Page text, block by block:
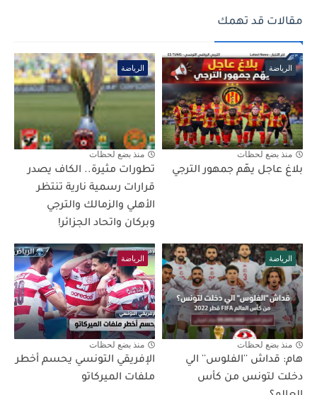
مقالات قد تهمك
الرياضة
منذ بضع لحظات
بلاغ عاجل يهّم جمهور الترجي
الرياضة
منذ بضع لحظات
تطورات مثيرة.. الكاف يصدر
قرارات رسمية نارية تنتظر
الأهلي والزمالك والترجي
وبركان واتحاد الجزائر!
الرياضة
منذ بضع لحظات
هام: قداش ''الفلوس'' الي
دخلت لتونس من كأس
الرياضة
منذ بضع لحظات
الإفريقي التونسي يحسم أخطر
ملفات الميركاتو